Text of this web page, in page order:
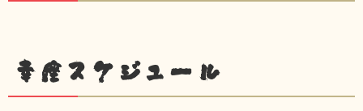
幸座スケジュール